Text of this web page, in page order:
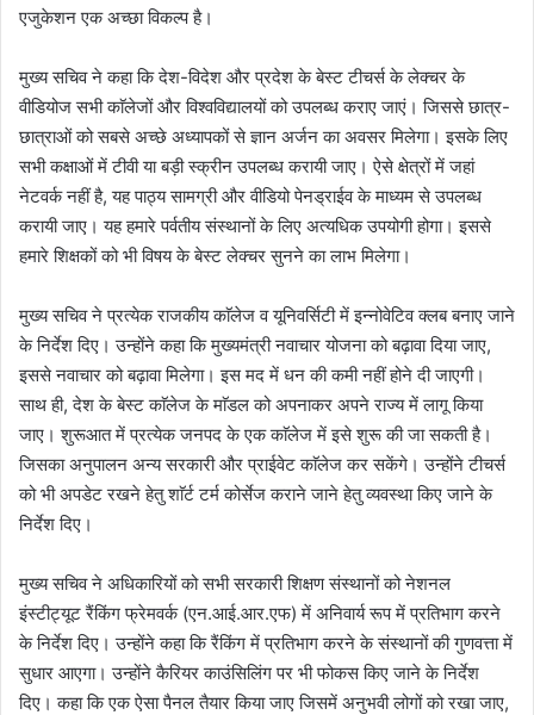
एजुकेशन एक अच्छा विकल्प है।
मुख्य सचिव ने कहा कि देश-विदेश और प्रदेश के बेस्ट टीचर्स के लेक्चर के
वीडियोज सभी काॅलेजों और विश्वविद्यालयों को उपलब्ध कराए जाएं। जिससे छात्र-
छात्राओं को सबसे अच्छे अध्यापकों से ज्ञान अर्जन का अवसर मिलेगा। इसके लिए
सभी कक्षाओं में टीवी या बड़ी स्क्रीन उपलब्ध करायी जाए। ऐसे क्षेत्रों में जहां
नेटवर्क नहीं है, यह पाठ्य सामग्री और वीडियो पेनड्राईव के माध्यम से उपलब्ध
करायी जाए। यह हमारे पर्वतीय संस्थानों के लिए अत्यधिक उपयोगी होगा। इससे
हमारे शिक्षकों को भी विषय के बेस्ट लेक्चर सुनने का लाभ मिलेगा।
मुख्य सचिव ने प्रत्येक राजकीय काॅलेज व यूनिवर्सिटी में इन्नोवेटिव क्लब बनाए जाने
के निर्देश दिए। उन्होंने कहा कि मुख्यमंत्री नवाचार योजना को बढ़ावा दिया जाए,
इससे नवाचार को बढ़ावा मिलेगा। इस मद में धन की कमी नहीं होने दी जाएगी।
साथ ही, देश के बेस्ट काॅलेज के माॅडल को अपनाकर अपने राज्य में लागू किया
जाए। शुरूआत में प्रत्येक जनपद के एक काॅलेज में इसे शुरू की जा सकती है।
जिसका अनुपालन अन्य सरकारी और प्राईवेट काॅलेज कर सकेंगे। उन्होंने टीचर्स
को भी अपडेट रखने हेतु शाॅर्ट टर्म कोर्सेज कराने जाने हेतु व्यवस्था किए जाने के
निर्देश दिए।
मुख्य सचिव ने अधिकारियों को सभी सरकारी शिक्षण संस्थानों को नेशनल
इंस्टीट्यूट रैंकिंग फ्रेमवर्क (एन.आई.आर.एफ) में अनिवार्य रूप में प्रतिभाग करने
के निर्देश दिए। उन्होंने कहा कि रैंकिंग में प्रतिभाग करने के संस्थानों की गुणवत्ता में
सुधार आएगा। उन्होंने कैरियर काउंसिलिंग पर भी फोकस किए जाने के निर्देश
दिए। कहा कि एक ऐसा पैनल तैयार किया जाए जिसमें अनुभवी लोगों को रखा जाए,